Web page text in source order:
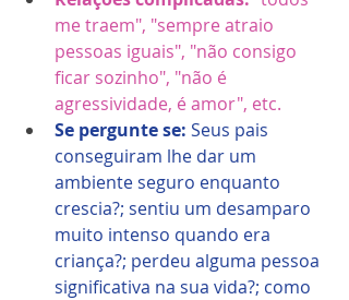
me traem", "sempre atraio
pessoas iguais", "não consigo
ficar sozinho", "não é
agressividade, é amor", etc.
Se pergunte se: Seus pais
conseguiram lhe dar um
ambiente seguro enquanto
crescia?; sentiu um desamparo
muito intenso quando era
criança?; perdeu alguma pessoa
significativa na sua vida?; como